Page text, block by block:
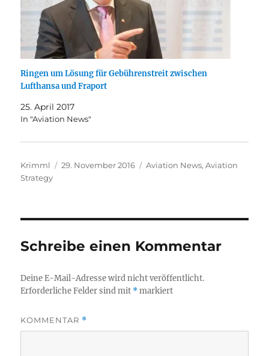
Ringen um Lösung für Gebührenstreit zwischen
Lufthansa und Fraport
25. April 2017
In "Aviation News"
Autor
Krimml
Veröffentlicht
29. November 2016 Kategorien
Aviation News,Aviation
Strategy
Schreibe einen Kommentar
Deine E-Mail-Adresse wird nicht veröffentlicht.
Erforderliche Felder sind mit *markiert
KOMMENTAR *